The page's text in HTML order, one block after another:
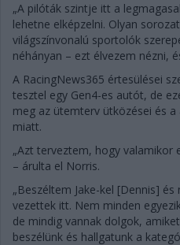
„A pilóták szintje itt a
lehetne elképzelni. Olyan
világszínvonalú sportolók
néhányan – ezt élvezem nézni,
A RacingNews365 értesülései
tesztel egy Gen4-es autót, de
meg az ütemterv ütközései és
miatt.
„Azt terveztem, hogy valamikor
– árulta el Norris.
„Beszéltem Jake-kel [Dennis]
vezettek itt. Nem minden
de mindig vannak dolgok,
beszélünk és hallgatunk a